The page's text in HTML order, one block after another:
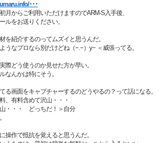
･･･
からご利用いただけますのでARM-S入手後、
をお送りください。
を紹介するのってムズイと思うんだ。
うなプロなら別だけどね（−.−）y~ ＜威張ってる。
際どう使うのか見せた方が早い。
なんかは特にそう。
る画面をキャプチャーするのどうやるの？って話になる。
、有料含めて沢山・・・
・・・ どっちだ！＞自分
操作で抵抗を覚えると思うんだ。